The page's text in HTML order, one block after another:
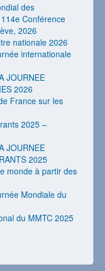
des
Conférence
2026
nationale 2026
internationale
JOURNEE
2026
France sur les
2025 –
JOURNEE
2025
monde à partir des
Mondiale du
du MMTC 2025